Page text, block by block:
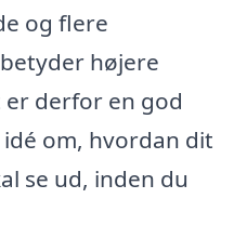
og flere
højere
derfor en god
om, hvordan dit
se ud, inden du